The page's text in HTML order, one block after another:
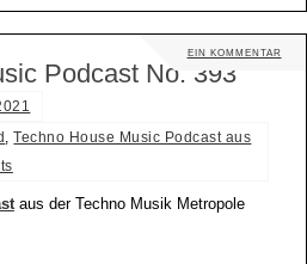
EIN KOMMENTAR
Podcast No. 393
,Techno House Music Podcast aus
aus der Techno Musik Metropole